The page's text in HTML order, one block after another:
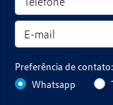
Preferência de contato:
Whatsapp